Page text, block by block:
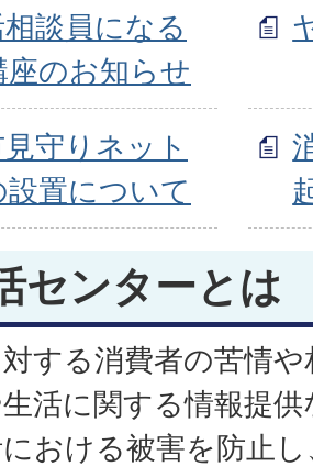
談員になる
のお知らせ
守りネット
置について
センターとは
する消費者の苦情
活に関する情報提
おける被害を防止